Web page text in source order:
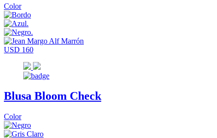
Color
USD 160
Blusa Bloom Check
Color